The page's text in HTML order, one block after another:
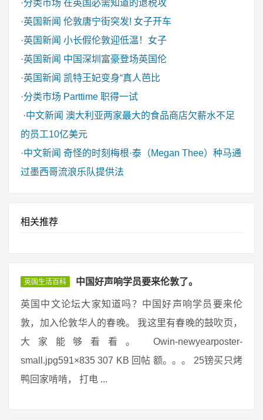
·分类市场 在英国必需知道的退税攻
·英国新闻 伦敦唐宁街突发! 女子开车
·英国新闻 小长假伦敦迎低温！女子
·英国新闻 中国深圳富豪登场英国伦
·英国新闻 凯特王妃变身“真人芭比
·分类市场 Parttime 职得一试
·中文新闻 澳大利亚两家最大的食品商店欠薪水不足
的员工10亿美元
·中文新闻 奇怪的时刻梅根·泰（Megan Thee）种马通
过墨西哥流浪乐队提供法
相关推荐
英国生活百科 中国好声响学员要来伦敦了。
英国中文论坛大家知道吗？中国好声响学员要来伦
敦，加入伦敦华人的春晚。 我这里有春晚的鼓吹页，
大家能够看看。 Owin-newyearposter-
small.jpg591×835 307 KB 回帖 额。。。 25镑买只烤
鸭回家啃啃， 打电 ...